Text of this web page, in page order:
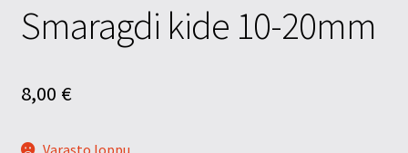
Smaragdi kide 10-20mm
8,00 €
Varasto loppu